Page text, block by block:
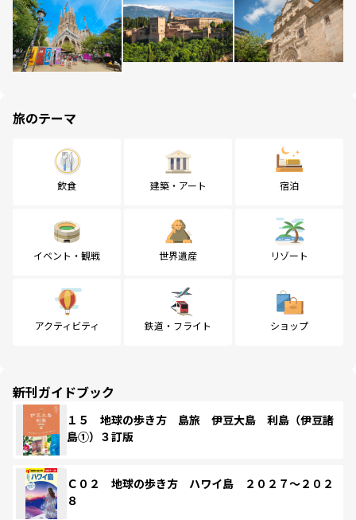
旅のテーマ
飲食 建築・アート 宿泊
イベント・観戦 世界遺産 リゾート
アクティビティ 鉄道・フライト ショップ
新刊ガイドブック
１５ 地球の歩き方 島旅 伊豆大島 利島（伊豆諸
島①）３訂版
Ｃ０２ 地球の歩き方 ハワイ島 ２０２７～２０２
８